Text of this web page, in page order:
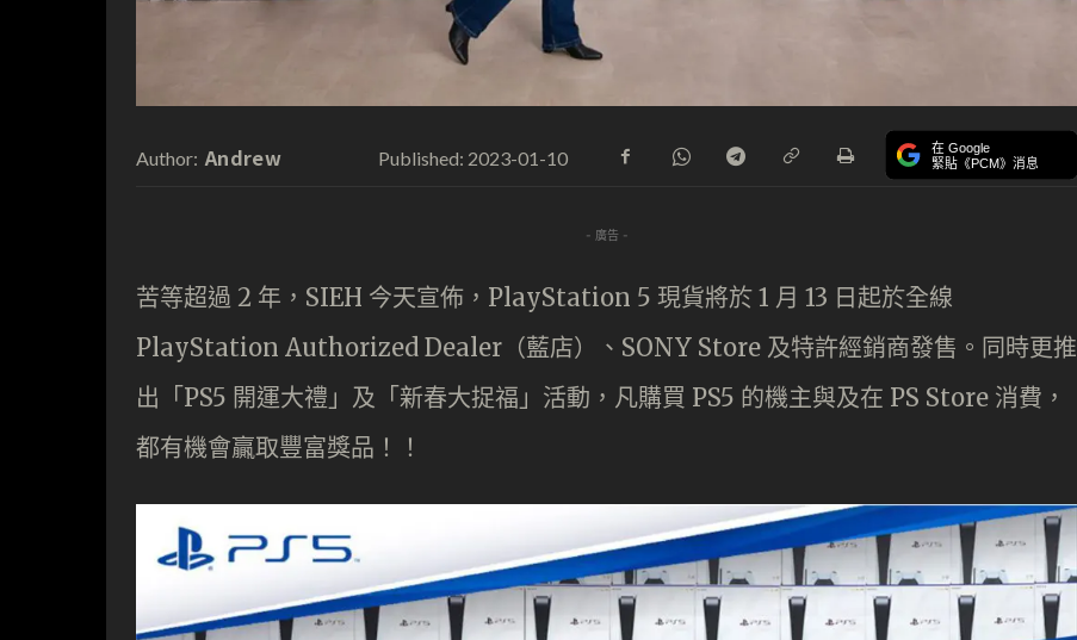
Author: Andrew Published: 2023-01-10 在 Google
緊貼《PCM》消息
- 廣告 -
苦等超過 2 年，SIEH 今天宣佈，PlayStation 5 現貨將於 1 月 13 日起於全線
PlayStation Authorized Dealer（藍店）、SONY Store 及特許經銷商發售。同時更推
出「PS5 開運大禮」及「新春大捉福」活動，凡購買 PS5 的機主與及在 PS Store 消費，
都有機會贏取豐富獎品！！